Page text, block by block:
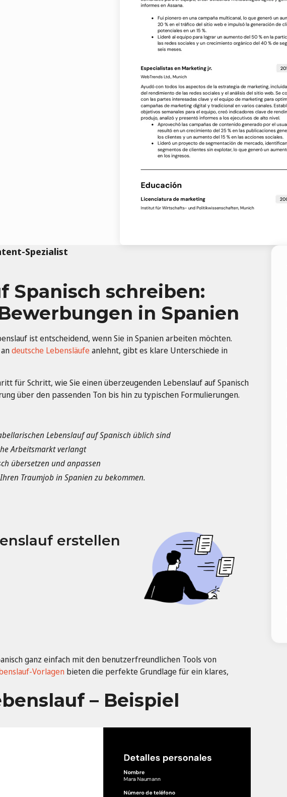
Spezialist
Spanisch schreiben:
in Spanien
ist entscheidend, wenn Sie in Spanien arbeiten möchten.
deutsche Lebensläufeanlehnt, gibt es klare Unterschiede in
für Schritt, wie Sie einen überzeugenden Lebenslauf auf Spanisch
über den passenden Ton bis hin zu typischen Formulierungen.
Lebenslauf auf Spanisch üblich sind
Arbeitsmarkt verlangt
übersetzen und anpassen
Traumjob in Spanien zu bekommen.
erstellen
ganz einfach mit den benutzerfreundlichen Tools von
Vorlagen bieten die perfekte Grundlage für ein klares,
– Beispiel